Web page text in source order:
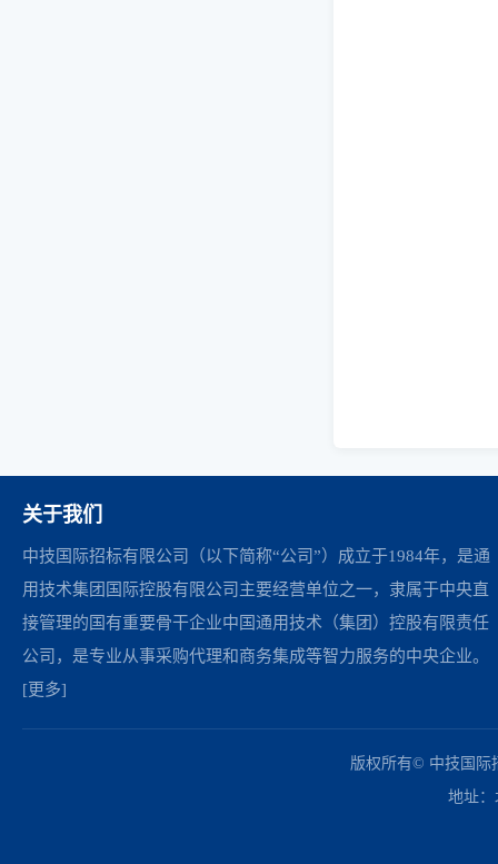
关于我们
中技国际招标有限公司（以下简称“公司”）成立于1984年，是通
用技术集团国际控股有限公司主要经营单位之一，隶属于中央直
接管理的国有重要骨干企业中国通用技术（集团）控股有限责任
公司，是专业从事采购代理和商务集成等智力服务的中央企业。
[更多]
版权所有© 中技国际
地址：